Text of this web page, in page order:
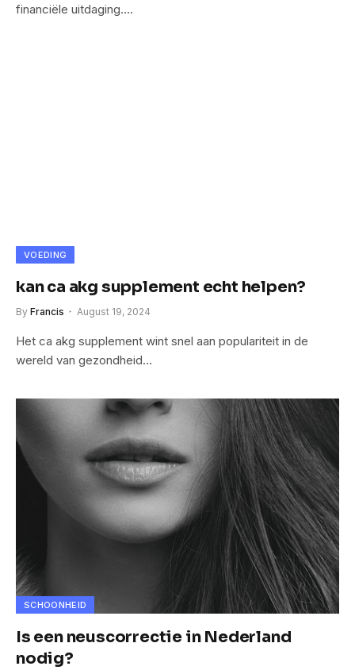
financiële uitdaging.…
VOEDING
kan ca akg supplement echt helpen?
By Francis August 19, 2024
Het ca akg supplement wint snel aan populariteit in de
wereld van gezondheid…
SCHOONHEID
Is een neuscorrectie in Nederland
nodig?